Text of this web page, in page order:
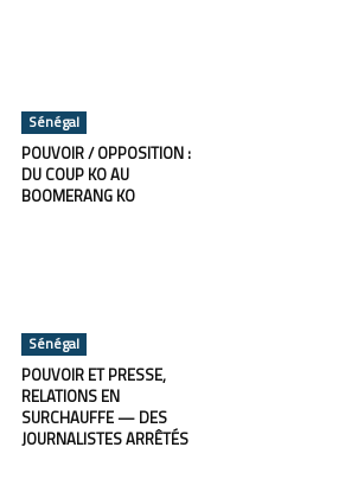
Sénégal
POUVOIR / OPPOSITION :
DU COUP KO AU
BOOMERANG KO
Sénégal
POUVOIR ET PRESSE,
RELATIONS EN
SURCHAUFFE — DES
JOURNALISTES ARRÊTÉS